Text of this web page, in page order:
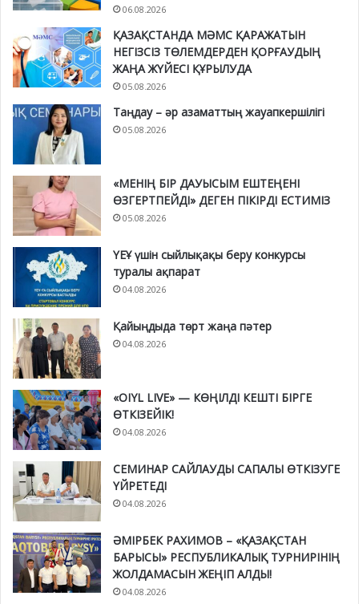
06.08.2026
ҚАЗАҚСТАНДА МӘМС ҚАРАЖАТЫН
НЕГІЗСІЗ ТӨЛЕМДЕРДЕН ҚОРҒАУДЫҢ
ЖАҢА ЖҮЙЕСІ ҚҰРЫЛУДА
05.08.2026
Таңдау – әр азаматтың жауапкершілігі
05.08.2026
«МЕНІҢ БІР ДАУЫСЫМ ЕШТЕҢЕНІ
ӨЗГЕРТПЕЙДІ» ДЕГЕН ПІКІРДІ ЕСТИМІЗ
05.08.2026
ҮЕҰ үшін сыйлықақы беру конкурсы
туралы ақпарат
04.08.2026
Қайыңдыда төрт жаңа пәтер
04.08.2026
«OIYL LIVE» — КӨҢІЛДІ КЕШТІ БІРГЕ
ӨТКІЗЕЙІК!
04.08.2026
СЕМИНАР САЙЛАУДЫ САПАЛЫ ӨТКІЗУГЕ
ҮЙРЕТЕДІ
04.08.2026
ӘМІРБЕК РАХИМОВ – «ҚАЗАҚСТАН
БАРЫСЫ» РЕСПУБЛИКАЛЫҚ ТУРНИРІНІҢ
ЖОЛДАМАСЫН ЖЕҢІП АЛДЫ!
04.08.2026